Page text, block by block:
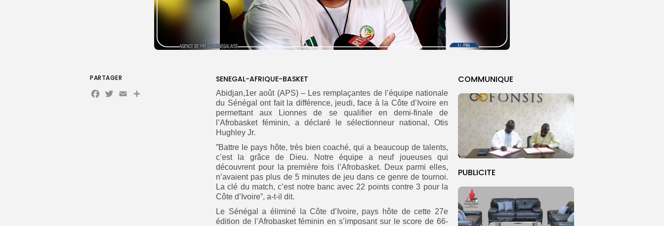
COMMUNIQUE
PUBLICITE
SENEGAL-AFRIQUE-BASKET
Abidjan,1er août (APS) – Les remplaçantes de l’équipe nationale
du Sénégal ont fait la différence, jeudi, face à la Côte d’Ivoire en
permettant aux Lionnes de se qualifier en demi-finale de
l’Afrobasket féminin, a déclaré le sélectionneur national, Otis
Hughley Jr.
”Battre le pays hôte, très bien coaché, qui a beaucoup de talents,
c’est la grâce de Dieu. Notre équipe a neuf joueuses qui
découvrent pour la première fois l’Afrobasket. Deux parmi elles,
n’avaient pas plus de 5 minutes de jeu dans ce genre de tournoi.
La clé du match, c’est notre banc avec 22 points contre 3 pour la
Côte d’Ivoire”, a-t-il dit.
Le Sénégal a éliminé la Côte d’Ivoire, pays hôte de cette 27e
édition de l’Afrobasket féminin en s’imposant sur le score de 66-
PARTAGER
Facebook
Twitter
Email